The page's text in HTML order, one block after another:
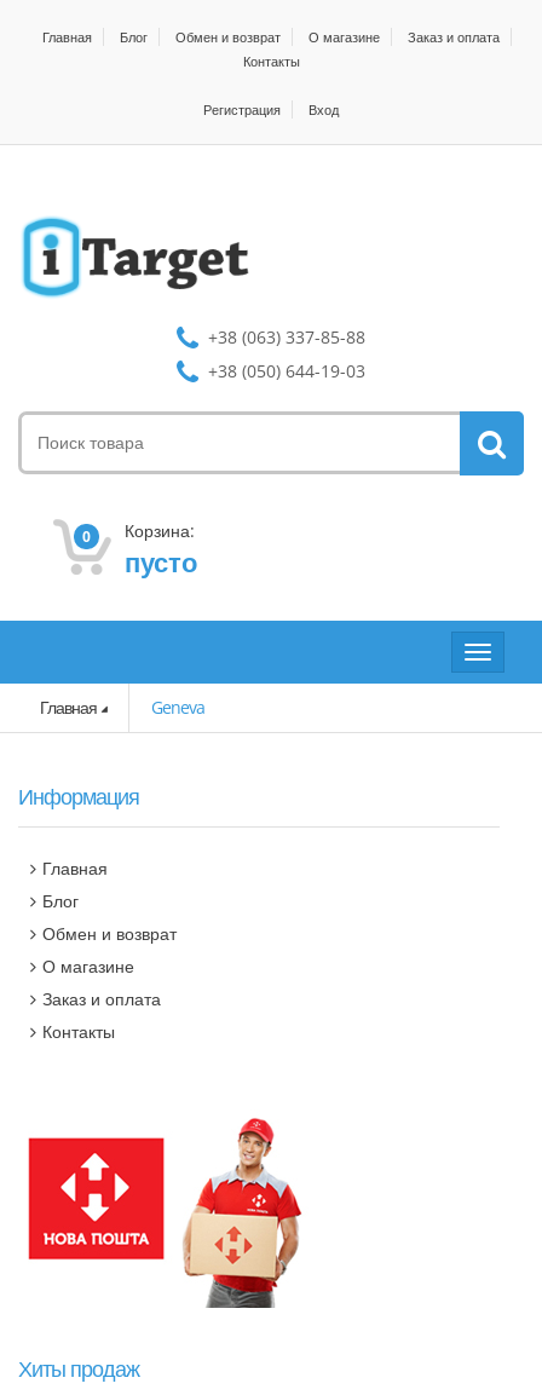
Главная Блог Обмен и возврат О магазине
Заказ и оплата
Контакты
Регистрация Вход
+38 (063) 337-85-88
+38 (050) 644-19-03
0 Корзина:
пусто
Toggle
Главная
Geneva
Информация
Главная
Блог
Обмен и возврат
О магазине
Заказ и оплата
Контакты
Хиты продаж